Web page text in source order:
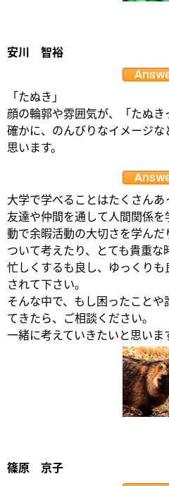
安川 智裕
「たぬき」
顔の輪郭や雰囲気が、「たぬき
確かに、のんびりなイメージ
思います。
大学で学べることはたくさんあ
友達や仲間を通して人間関係
動で余暇活動の大切さを学ん
ついて考えたり、とても貴重な
忙しくするも良し、ゆっくり
されて下さい。
そんな中で、もし困ったこと
てきたら、ご相談ください。
一緒に考えていきたいと思いま
篠原 京子